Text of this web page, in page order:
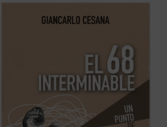
Giancarlo Cesana afirma que vivimos un
acontecimientos de 1968 y la ruptura con
la tradición, considerando también sus
consecuencias sociales, políticas y
morales, normalmente ...
(ver ficha)